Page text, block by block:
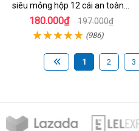
siêu mỏng hộp 12 cái an toàn
chất lượng
180.000₫ 197.000₫
(986)
1 2 3